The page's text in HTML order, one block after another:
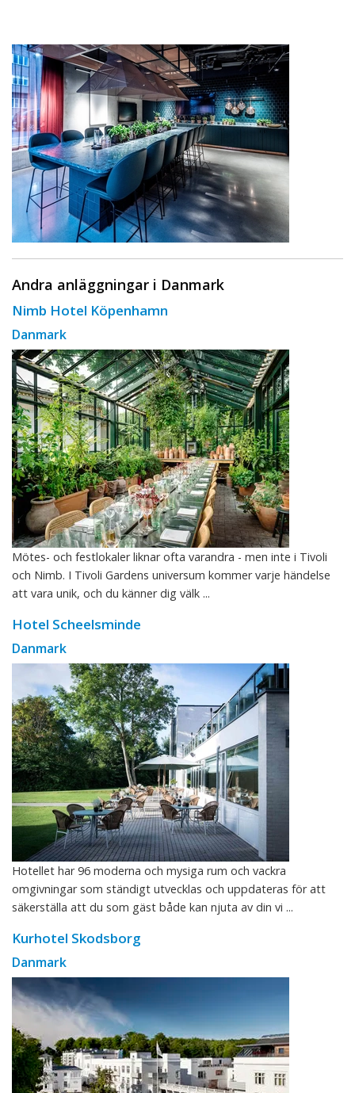
Andra anläggningar i Danmark
Nimb Hotel Köpenhamn
Danmark
Mötes- och festlokaler liknar ofta varandra - men inte i Tivoli
och Nimb. I Tivoli Gardens universum kommer varje händelse
att vara unik, och du känner dig välk ...
Hotel Scheelsminde
Danmark
Hotellet har 96 moderna och mysiga rum och vackra
omgivningar som ständigt utvecklas och uppdateras för att
säkerställa att du som gäst både kan njuta av din vi ...
Kurhotel Skodsborg
Danmark